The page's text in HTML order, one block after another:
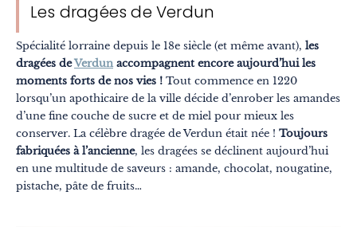
Les dragées de Verdun
Spécialité lorraine depuis le 18e siècle (et même avant), les
dragées deVerdun accompagnent encore aujourd’hui les
moments forts de nos vies ! Tout commence en 1220
lorsqu’un apothicaire de la ville décide d’enrober les amandes
d’une fine couche de sucre et de miel pour mieux les
conserver. La célèbre dragée de Verdun était née ! Toujours
fabriquées à l’ancienne, les dragées se déclinent aujourd’hui
en une multitude de saveurs : amande, chocolat, nougatine,
pistache, pâte de fruits…